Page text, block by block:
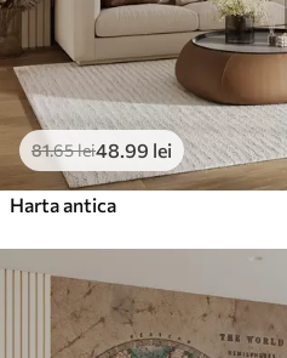
81.65lei48.99 lei
Harta antica